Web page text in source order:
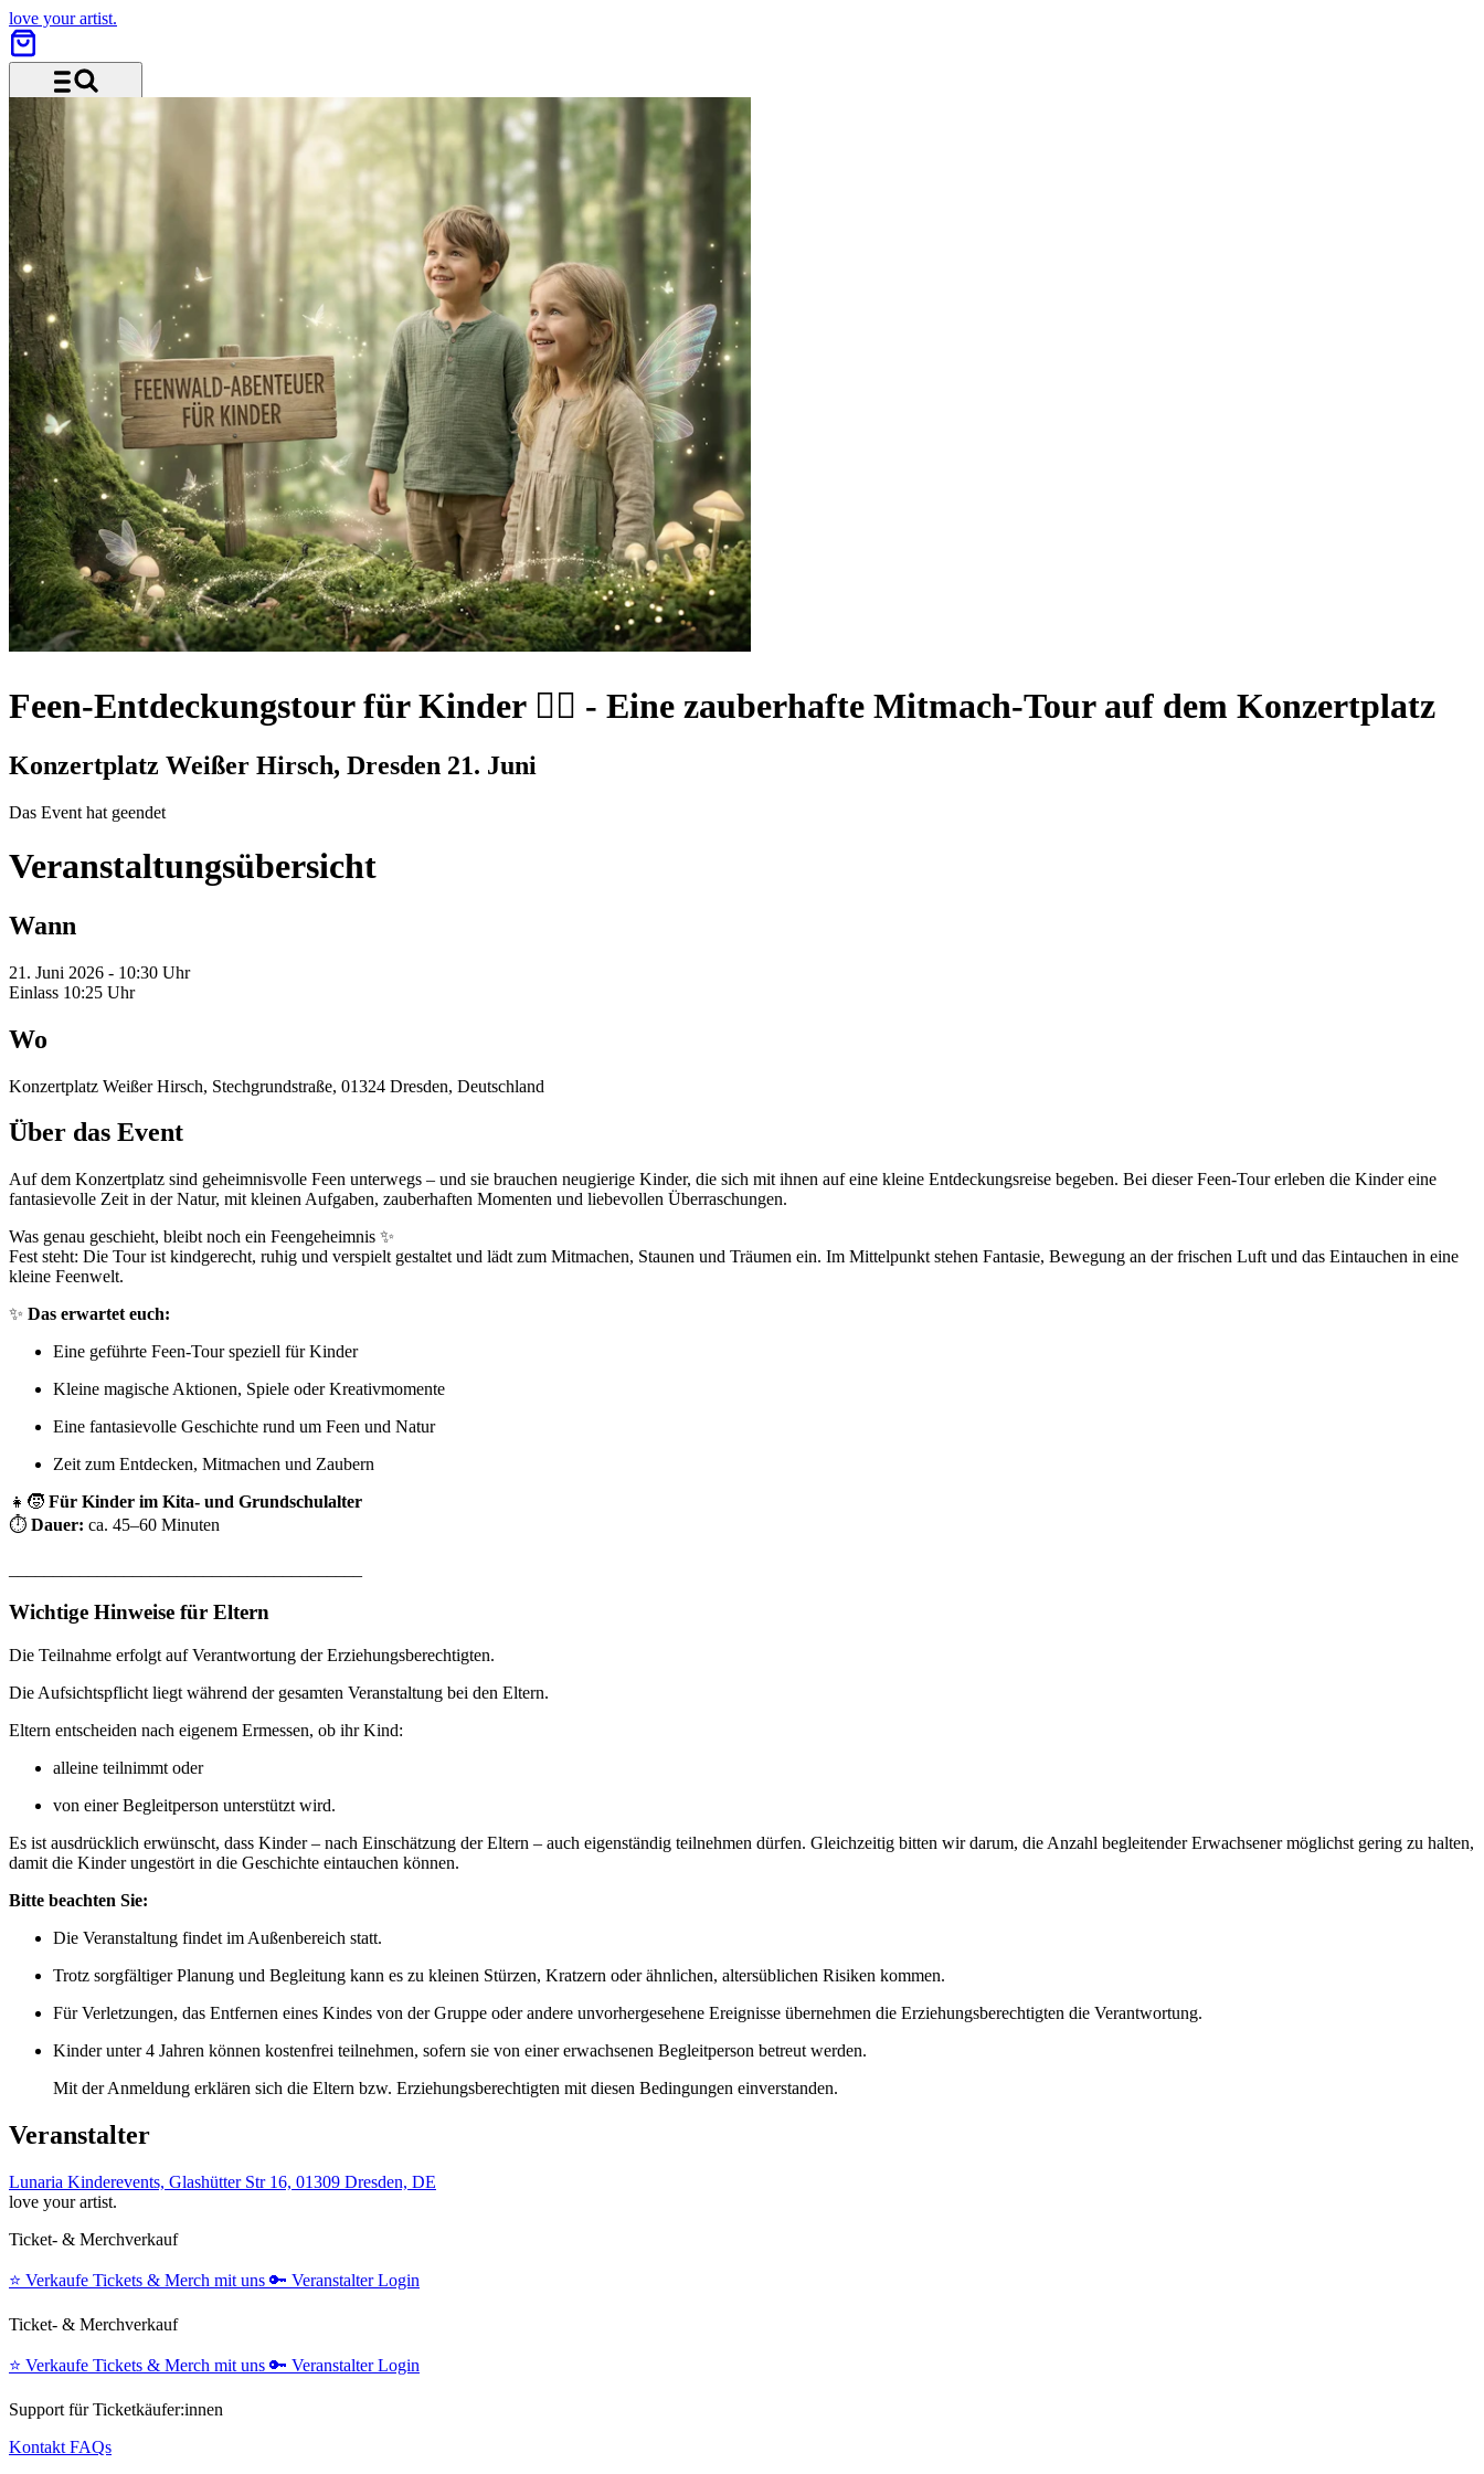
love your artist.
Menü und Suche
Feen-Entdeckungstour für Kinder 🧚‍♂️ - Eine zauberhafte Mitmach-Tour auf dem Konzertplatz
Konzertplatz Weißer Hirsch, Dresden 21. Juni
Das Event hat geendet
Veranstaltungsübersicht
Wann
21. Juni 2026 - 10:30 Uhr
Einlass 10:25 Uhr
Wo
Konzertplatz Weißer Hirsch, Stechgrundstraße, 01324 Dresden, Deutschland
Über das Event
Auf dem Konzertplatz sind geheimnisvolle Feen unterwegs – und sie brauchen neugierige Kinder, die sich mit ihnen auf eine kleine Entdeckungsreise begeben. Bei dieser Feen-Tour erleben die Kinder eine
fantasievolle Zeit in der Natur, mit kleinen Aufgaben, zauberhaften Momenten und liebevollen Überraschungen.
Was genau geschieht, bleibt noch ein Feengeheimnis ✨
Fest steht: Die Tour ist kindgerecht, ruhig und verspielt gestaltet und lädt zum Mitmachen, Staunen und Träumen ein. Im Mittelpunkt stehen Fantasie, Bewegung an der frischen Luft und das Eintauchen in eine
kleine Feenwelt.
✨ Das erwartet euch:
Eine geführte Feen-Tour speziell für Kinder
Kleine magische Aktionen, Spiele oder Kreativmomente
Eine fantasievolle Geschichte rund um Feen und Natur
Zeit zum Entdecken, Mitmachen und Zaubern
👧🧒 Für Kinder im Kita- und Grundschulalter
⏱ Dauer: ca. 45–60 Minuten
Wichtige Hinweise für Eltern
Die Teilnahme erfolgt auf Verantwortung der Erziehungsberechtigten.
Die Aufsichtspflicht liegt während der gesamten Veranstaltung bei den Eltern.
Eltern entscheiden nach eigenem Ermessen, ob ihr Kind:
alleine teilnimmt oder
von einer Begleitperson unterstützt wird.
Es ist ausdrücklich erwünscht, dass Kinder – nach Einschätzung der Eltern – auch eigenständig teilnehmen dürfen. Gleichzeitig bitten wir darum, die Anzahl begleitender Erwachsener möglichst gering zu halten,
damit die Kinder ungestört in die Geschichte eintauchen können.
Bitte beachten Sie:
Die Veranstaltung findet im Außenbereich statt.
Trotz sorgfältiger Planung und Begleitung kann es zu kleinen Stürzen, Kratzern oder ähnlichen, altersüblichen Risiken kommen.
Für Verletzungen, das Entfernen eines Kindes von der Gruppe oder andere unvorhergesehene Ereignisse übernehmen die Erziehungsberechtigten die Verantwortung.
Kinder unter 4 Jahren können kostenfrei teilnehmen, sofern sie von einer erwachsenen Begleitperson betreut werden.
Mit der Anmeldung erklären sich die Eltern bzw. Erziehungsberechtigten mit diesen Bedingungen einverstanden.
Veranstalter
Lunaria Kinderevents, Glashütter Str 16, 01309 Dresden, DE
love your artist.
Ticket- & Merchverkauf
⭐️ Verkaufe Tickets & Merch mit uns 🔑 Veranstalter Login
Ticket- & Merchverkauf
⭐️ Verkaufe Tickets & Merch mit uns 🔑 Veranstalter Login
Support für Ticketkäufer:innen
Kontakt FAQs